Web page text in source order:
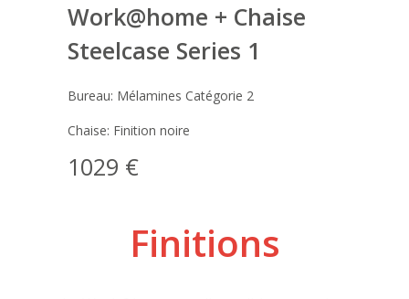
Work@home + Chaise
Steelcase Series 1
Bureau: Mélamines Catégorie 2
Chaise: Finition noire
1029 €
Finitions